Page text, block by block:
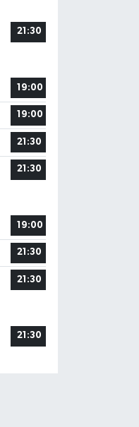
21:30
19:00
19:00
21:30
21:30
19:00
21:30
21:30
21:30